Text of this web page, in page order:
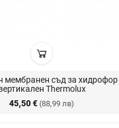
мембранен съд за хидрофор
Thermolux
45,50 € (88,99 лв)